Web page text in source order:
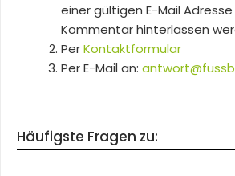
einer gültigen E-Mail
Kommentar hinterlassen
PerKontaktformular
Per E-Mail an:
Häufigste Fragen zu: